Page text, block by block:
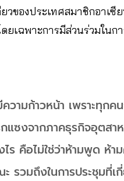
วของประเทศสมาชิกอาเ
ยเฉพาะการมีส่วนร่วมในก
วามก้าวหน้า เพราะทุกค
แซงจากภาคธุรกิจอุตสา
ร คือไม่ใช่ว่าห้ามพูด ห้า
รวมถึงในการประชุมที่